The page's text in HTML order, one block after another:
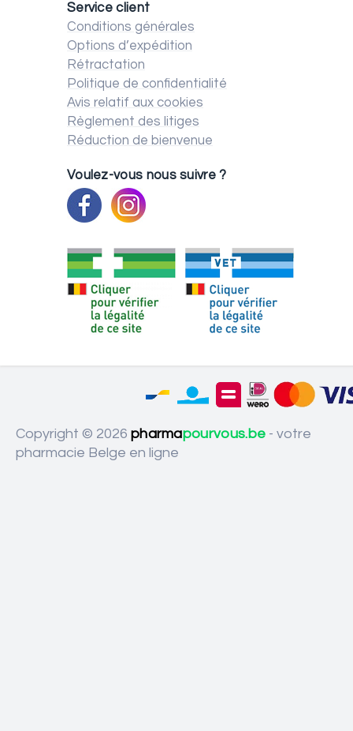
Service client
Conditions générales
Options d’expédition
Rétractation
Politique de confidentialité
Avis relatif aux cookies
Règlement des litiges
Réduction de bienvenue
Voulez-vous nous suivre ?
Copyright © 2026 pharmapourvous.be - votre
pharmacie Belge en ligne